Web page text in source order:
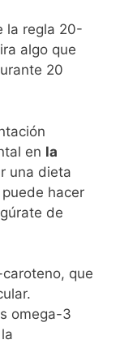
la regla 20-
algo que
20
en la
una dieta
hacer
de
que
omega-3